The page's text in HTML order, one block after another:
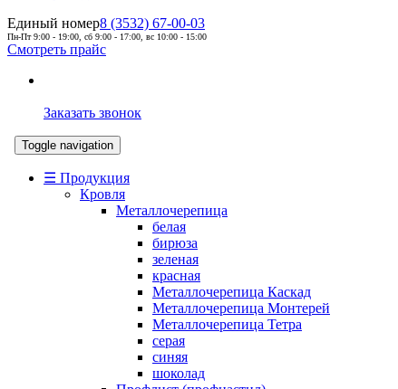
Единый номер8 (3532) 67-00-03
Пн-Пт 9:00 - 19:00, сб 9:00 - 17:00, вс 10:00 - 15:00
Смотреть прайс
Заказать звонок
Toggle navigation
☰ Продукция
Кровля
Металлочерепица
белая
бирюза
зеленая
красная
Металлочерепица Каскад
Металлочерепица Монтерей
Металлочерепица Тетра
серая
синяя
шоколад